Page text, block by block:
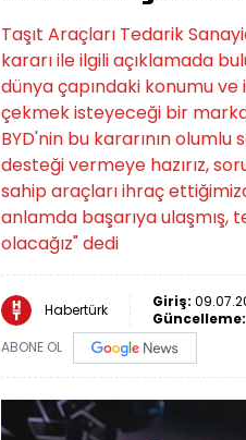
Taşıt Araçları Tedarik
kararı ile ilgili açıklamada
dünya çapındaki konumu ve
çekmek isteyeceği bir
BYD'nin bu kararının olumlu
desteği vermeye hazırız,
sahip araçları ihraç
anlamda başarıya ulaşmış,
olacağız" dedi
Habertürk Giriş:
Güncelleme:
ABONE OL